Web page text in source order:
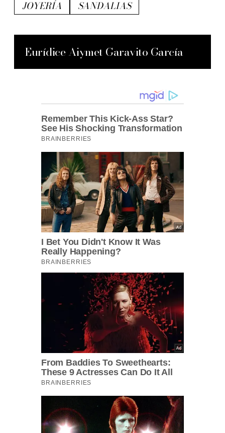
JOYERÍA
SANDALIAS
Eurídice Aiymet Garavito García